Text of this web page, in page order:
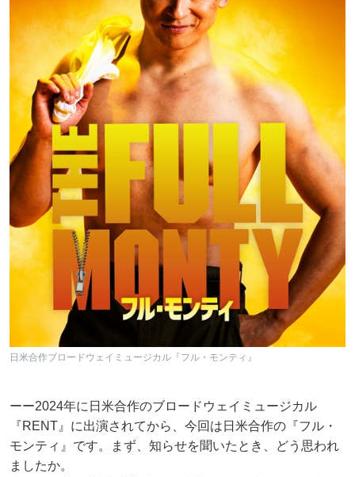
日米合作ブロードウェイミュージカル『フル・モンティ』
ーー2024年に日米合作のブロードウェイミュージカル
『RENT』に出演されてから、今回は日米合作の『フル・
モンティ』です。まず、知らせを聞いたとき、どう思われ
ましたか。